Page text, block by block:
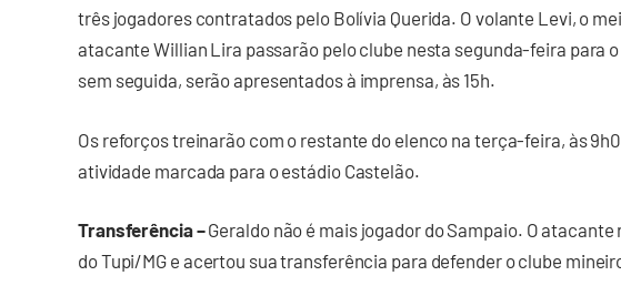
três jogadores contratados pelo Bolívia Querida. O volante Levi, o
atacante Willian Lira passarão pelo clube nesta segunda-feira para
sem seguida, serão apresentados à imprensa, às 15h.
Os reforços treinarão com o restante do elenco na terça-feira, às
atividade marcada para o estádio Castelão.
Transferência –Geraldo não é mais jogador do Sampaio. O
do Tupi/MG e acertou sua transferência para defender o clube